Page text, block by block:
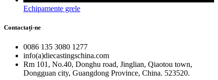
Echipamente grele
Contactați-ne
0086 135 3080 1277
info(a)diecastingschina.com
Rm 101, No.40, Donghu road, Jinglian, Qiaotou town,
Dongguan city, Guangdong Province, China. 523520.